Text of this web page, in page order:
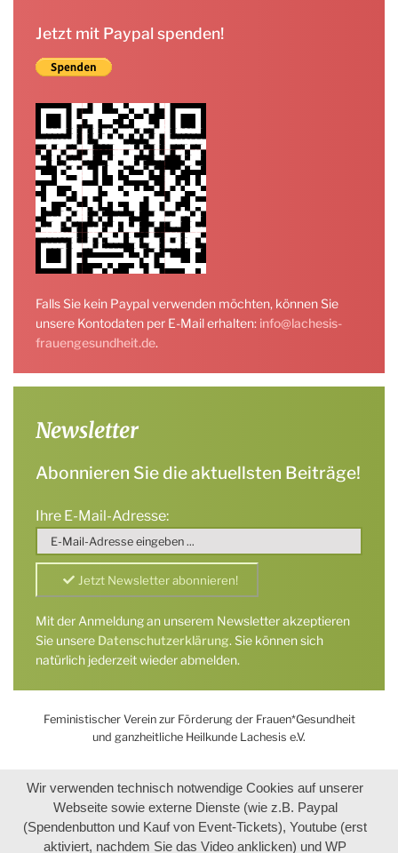
Jetzt mit Paypal spenden!
Falls Sie kein Paypal verwenden möchten, können Sie
unsere Kontodaten per E-Mail erhalten: info@lachesis-
frauengesundheit.de.
Newsletter
Abonnieren Sie die aktuellsten Beiträge!
Ihre E-Mail-Adresse:
Mit der Anmeldung an unserem Newsletter akzeptieren
Sie unsere Datenschutzerklärung. Sie können sich
natürlich jederzeit wieder abmelden.
Feministischer Verein zur Förderung der Frauen*Gesundheit
und ganzheitliche Heilkunde Lachesis e.V.
Wir verwenden technisch notwendige Cookies auf unserer
Webseite sowie externe Dienste (wie z.B. Paypal
(Spendenbutton und Kauf von Event-Tickets), Youtube (erst
aktiviert, nachdem Sie das Video anklicken) und WP